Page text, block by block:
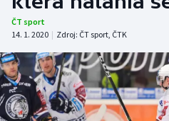
Atletika
DALŠÍ SPORTY
Americký fotbal
NEPŘEHLÉDNĚTE
ČT sport
14. 1. 2020 | Zdroj: ČT sport, ČTK